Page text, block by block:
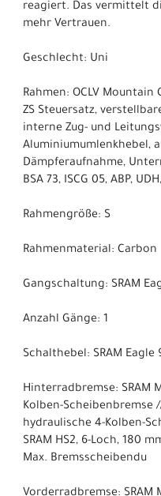
reagiert. Das vermittelt
mehr Vertrauen.
Geschlecht: Uni
Rahmen: OCLV
ZS Steuersatz,
interne Zug- und
Aluminiumumlenkhebel,
Dämpferaufnahme,
BSA 73, ISCG 05, ABP,
Rahmengröße: S
Rahmenmaterial: Carbon
Gangschaltung: SRAM
Anzahl Gänge: 1
Schalthebel: SRAM Eagle
Hinterradbremse: SRAM
Kolben-Scheibenbremse
hydraulische 4-Kolben-
SRAM HS2, 6-Loch, 180
Max. Bremsscheibendu